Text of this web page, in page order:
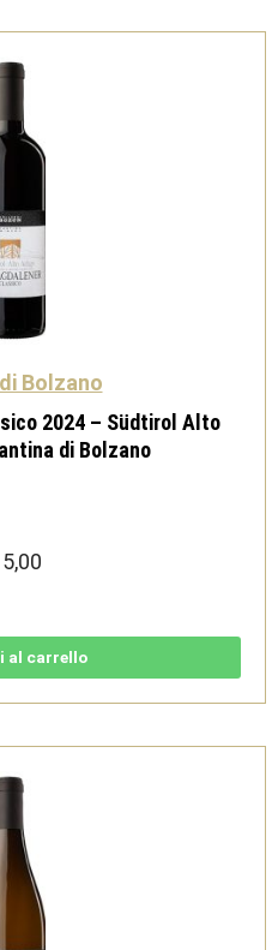
Bolzano
2024 – Südtirol Alto
di Bolzano
al carrello